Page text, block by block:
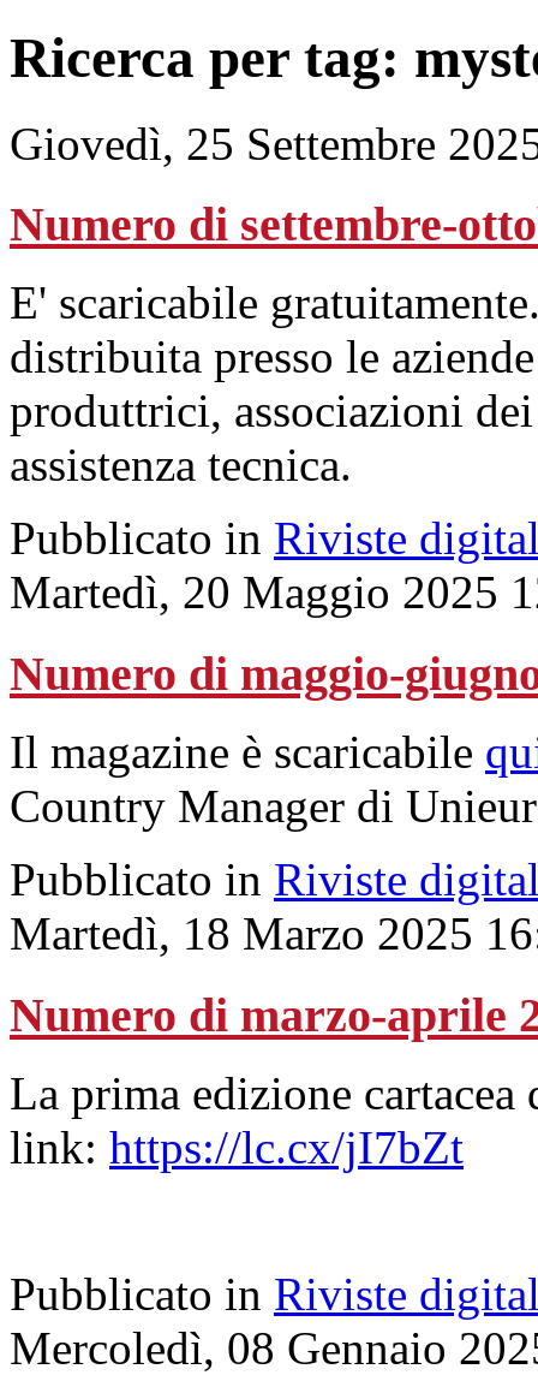
Ricerca per tag:
Giovedì, 25 Settembre
Numero di settembre-
E' scaricabile
distribuita presso le
produttrici, associazioni
assistenza tecnica.
Pubblicato in Riviste
Martedì, 20 Maggio 2025
Numero di maggio-
Il magazine è scaricabile
Country Manager di
Pubblicato in Riviste
Martedì, 18 Marzo 2025
Numero di marzo-aprile
La prima edizione cartacea
link: https://lc.cx/jI7bZt
Pubblicato in Riviste
Mercoledì, 08 Gennaio